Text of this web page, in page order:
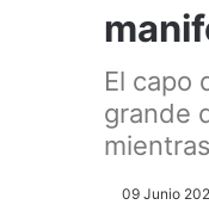
El capo
grande
09 Junio